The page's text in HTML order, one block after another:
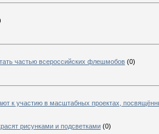
частью всероссийских флешмобов (0)
к участию в масштабных проектах,
рисунками и подсветками (0)